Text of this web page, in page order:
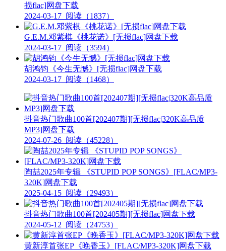
损flac]网盘下载
2024-03-17 阅读（1837）
G.E.M.邓紫棋《桃花诺》[无损flac]网盘下载
2024-03-17 阅读（3594）
胡鸿钧《今生无憾》[无损flac]网盘下载
2024-03-17 阅读（1468）
抖音热门歌曲100首[202407期][无损flac|320K高品质
MP3]网盘下载
2024-07-26 阅读（45228）
陶喆2025年专辑 《STUPID POP SONGS》[FLAC/MP3-
320K]网盘下载
2025-04-15 阅读（29493）
抖音热门歌曲100首[202405期][无损flac]网盘下载
2024-05-12 阅读（24753）
黄新淳首张EP《晚香玉》[FLAC/MP3-320K]网盘下载